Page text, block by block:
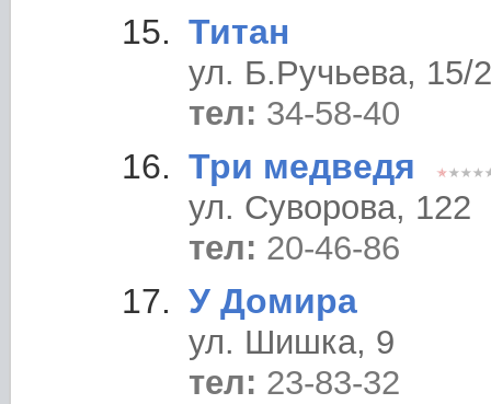
Титан
ул. Б.Ручьева, 15/2
тел: 34-58-40
Три медведя
ул. Суворова, 122
тел: 20-46-86
У Домира
ул. Шишка, 9
тел: 23-83-32